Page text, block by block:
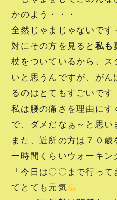
かのよう・・・
全然じゃまじゃないで
対にその方を見ると 私も
杖をついているから、
いと思うんですが、が
るのはとてもすごいです
私は腰の痛さを理由に
で、ダメだなぁ～と思い
また、近所の方は７０歳
一時間くらいウォーキン
「今日は〇〇まで行っ
てとても元気